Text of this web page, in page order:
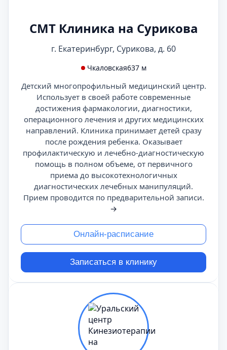
СМТ Клиника на Сурикова
г. Екатеринбург, Сурикова, д. 60
Чкаловская637 м
Детский многопрофильный медицинский центр.
Использует в своей работе современные
достижения фармакологии, диагностики,
операционного лечения и других медицинских
направлений. Клиника принимает детей сразу
после рождения ребенка. Оказывает
профилактическую и лечебно-диагностическую
помощь в полном объеме, от первичного
приема до высокотехнологичных
диагностических лечебных манипуляций.
Прием проводится по предварительной записи.
→
Онлайн-расписание
Записаться в клинику